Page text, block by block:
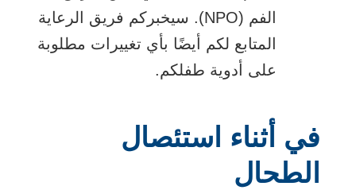
الفم (NPO). سيخبركم فريق الرعاية
المتابع لكم أيضًا بأي تغييرات مطلوبة
على أدوية طفلكم.
في أثناء استئصال
الطحال